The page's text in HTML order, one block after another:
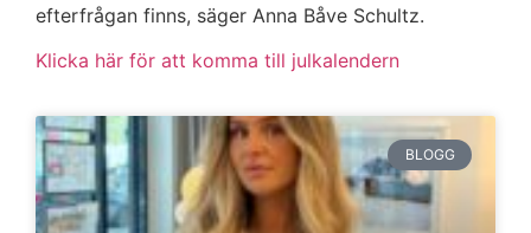
efterfrågan finns, säger Anna Båve Schultz.
Klicka här för att komma till julkalendern
BLOGG